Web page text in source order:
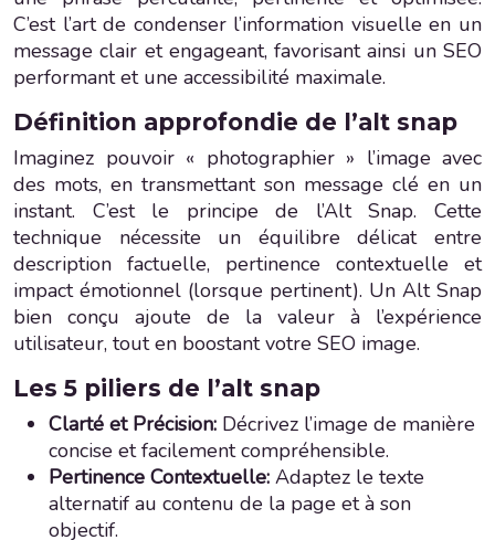
C’est l’art de condenser l’information visuelle en un
message clair et engageant, favorisant ainsi un SEO
performant et une accessibilité maximale.
Définition approfondie de l’alt snap
Imaginez pouvoir « photographier » l’image avec
des mots, en transmettant son message clé en un
instant. C’est le principe de l’Alt Snap. Cette
technique nécessite un équilibre délicat entre
description factuelle, pertinence contextuelle et
impact émotionnel (lorsque pertinent). Un Alt Snap
bien conçu ajoute de la valeur à l’expérience
utilisateur, tout en boostant votre SEO image.
Les 5 piliers de l’alt snap
Clarté et Précision: Décrivez l’image de manière
concise et facilement compréhensible.
Pertinence Contextuelle: Adaptez le texte
alternatif au contenu de la page et à son
objectif.